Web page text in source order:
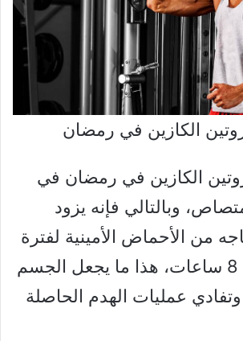
الكازين في رمضان
الكازين في رمضان في
وبالتالي فإنه يزود
من الأحماض الأمينية لفترة
تمتد من 7 إلى 8 ساعات، هذا ما يجعل الجسم
وتفادي عمليات الهدم الحاصلة